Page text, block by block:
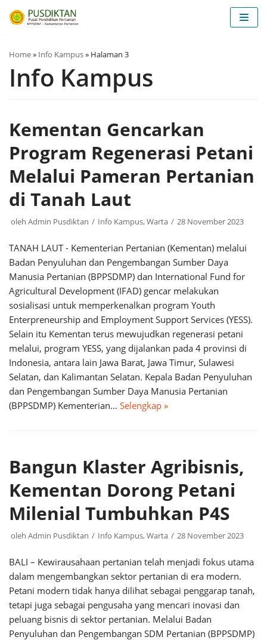
Lompat
ke
Home» Info Kampus» Halaman 3
Info Kampus
Kementan Gencarkan
Program Regenerasi Petani
Melalui Pameran Pertanian
di Tanah Laut
oleh Admin Pusdiktan Info Kampus,Warta 28 November 2023
TANAH LAUT - Kementerian Pertanian (Kementan) melalui
Badan Penyuluhan dan Pengembangan Sumber Daya
Manusia Pertanian (BPPSDMP) dan International Fund for
Agricultural Development (IFAD) gencar melakukan
sosialisasi untuk memperkenalkan program Youth
Enterpreneurship and Employment Support Services (YESS).
Selain itu Kementan terus mewujudkan regenerasi petani
melalui, program YESS, yang dijalankan pada 4 provinsi di
Indonesia, antara lain Jawa Barat, Jawa Timur, Sulawesi
Selatan, dan Kalimantan Selatan. Kepala Badan Penyuluhan
dan Pengembangan Sumber Daya Manusia Pertanian
(BPPSDMP) Kementerian… Selengkap »
Bangun Klaster Agribisnis,
Kementan Dorong Petani
Milenial Tumbuhkan P4S
oleh Admin Pusdiktan Info Kampus,Warta 28 November 2023
BALI – Kewirausahaan pertanian telah menjadi fokus utama
dalam mengembangkan sektor pertanian di era modern.
Petani modern tidak hanya dilihat sebagai penggarap tanah,
tetapi juga sebagai pengusaha yang mencari inovasi dan
peluang bisnis di sektor pertanian. Melalui Badan
Penyuluhan dan Pengembangan SDM Pertanian (BPPSDMP)